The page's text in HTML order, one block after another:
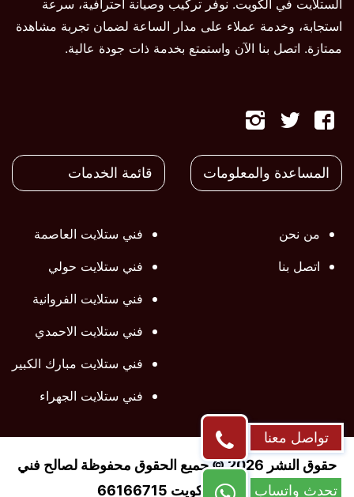
الستلايت في الكويت. نوفر تركيب وصيانة احترافية، سرعة
استجابة، وخدمة عملاء على مدار الساعة لضمان تجربة مشاهدة
ممتازة. اتصل بنا الآن واستمتع بخدمة ذات جودة عالية.
تابعنا
على
تابعنا
علىعلى
المساعدة والمعلومات
من نحن
اتصل بنا
قائمة الخدمات
فني ستلايت العاصمة
فني ستلايت حولي
فني ستلايت الفروانية
فني ستلايت الاحمدي
فني ستلايت مبارك الكبير
فني ستلايت الجهراء
حقوق النشر 2026 © جميع الحقوق محفوظة لصالح فني
ستلايت الكويت 66166715
تواصل معنا
تحدث واتساب